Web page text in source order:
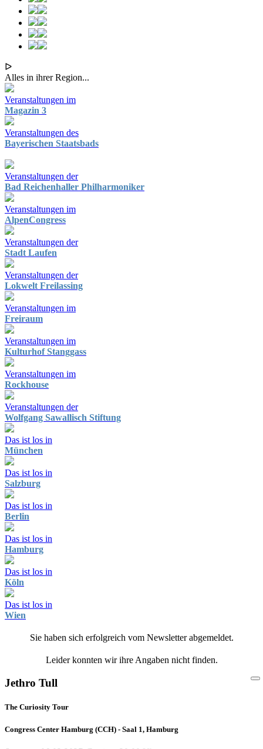
ᐅ
Alles in ihrer Region...
Veranstaltungen im
Magazin 3
Veranstaltungen des
Bayerischen Staatsbads
Veranstaltungen der
Bad Reichenhaller Philharmoniker
Veranstaltungen im
AlpenCongress
Veranstaltungen der
Stadt Laufen
Veranstaltungen der
Lokwelt Freilassing
Veranstaltungen im
Freiraum
Veranstaltungen im
Kulturhof Stanggass
Veranstaltungen im
Rockhouse
Veranstaltungen der
Wolfgang Sawallisch Stiftung
Das ist los in
München
Das ist los in
Salzburg
Das ist los in
Berlin
Das ist los in
Hamburg
Das ist los in
Köln
Das ist los in
Wien
Sie haben sich erfolgreich vom Newsletter abgemeldet.
Leider konnten wir ihre Angaben nicht finden.
Jethro Tull
The Curiosity Tour
Congress Center Hamburg (CCH) - Saal 1, Hamburg